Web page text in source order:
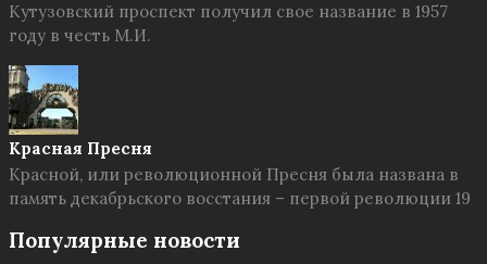
Кутузовский проспект получил свое название в 1957
году в честь М.И.
Красная Пресня
Красной, или революционной Пресня была названа в
память декабрьского восстания – первой революции 19
Популярные новости